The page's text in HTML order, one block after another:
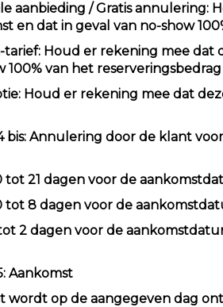
aanbieding / Gratis annulering:
en dat in geval van no-show
tarief: Houd er rekening mee dat
100% van het
Houd er rekening mee dat
bis: Annulering door de klant
tot 21 dagen voor de
tot 8 dagen voor de
2 dagen voor de
Aankomst
wordt op de aangegeven dag